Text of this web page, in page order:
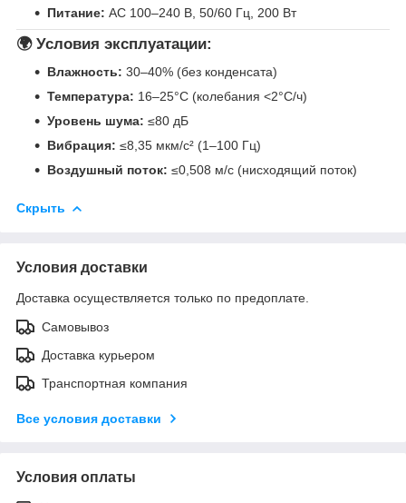
Питание: AC 100–240 В, 50/60 Гц, 200 Вт
🌍 Условия эксплуатации:
Влажность: 30–40% (без конденсата)
Температура: 16–25°C (колебания <2°C/ч)
Уровень шума: ≤80 дБ
Вибрация: ≤8,35 мкм/с² (1–100 Гц)
Воздушный поток: ≤0,508 м/с (нисходящий поток)
Скрыть
Условия доставки
Доставка осуществляется только по предоплате.
Самовывоз
Доставка курьером
Транспортная компания
Все условия доставки
Условия оплаты